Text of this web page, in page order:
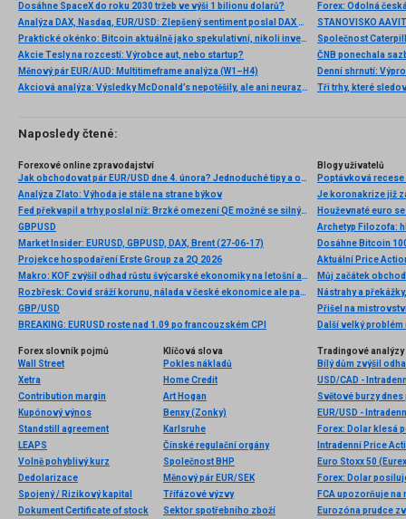
Dosáhne SpaceX do roku 2030 tržeb ve výši 1 bilionu dolarů?
Analýza DAX, Nasdaq, EUR/USD: Zlepšený sentiment poslal DAX na nová maxima
Praktické okénko: Bitcoin aktuálně jako spekulativní, nikoli investiční aktivum
Akcie Tesly na rozcestí: Výrobce aut, nebo startup?
Měnový pár EUR/AUD: Multitimeframe analýza (W1–H4)
Akciová analýza: Výsledky McDonald’s nepotěšily, ale ani neurazily. Jakou vizi společnost prezentovala?
Denní shrnutí:
Tři trhy, které
Naposledy čtené:
Forexové online zpravodajství
Jak obchodovat pár EUR/USD dne 4. února? Jednoduché tipy a obchodní analýza pro začátečníky
Analýza Zlato: Výhoda je stále na strane býkov
Fed překvapil a trhy poslal níž: Brzké omezení QE možné se silnými daty
GBPUSD
Market Insider: EURUSD, GBPUSD, DAX, Brent (27-06-17)
Projekce hospodaření Erste Group za 2Q 2026
Makro: KOF zvýšil odhad růstu švýcarské ekonomiky na letošní a příští rok
Rozbřesk: Covid sráží korunu, nálada v české ekonomice ale pandemii navzdory roste...
GBP/USD
BREAKING: EURUSD roste nad 1.09 po francouzském CPI
Blogy uživatelů
Poptávková
Je koronakrize již
Houževnaté euro
Archetyp Filozofa:
Dosáhne Bitcoin
Můj začátek
Nástrahy a
Další velký
Forex slovník pojmů
Wall Street
Xetra
Contribution margin
Kupónový výnos
Standstill agreement
LEAPS
Volně pohyblivý kurz
Dedolarizace
Spojený / Rizikový kapital
Dokument Certificate of stock
Klíčová slova
Pokles nákladů
Home Credit
Art Hogan
Benxy (Zonky)
Karlsruhe
Čínské regulační orgány
Společnost BHP
Měnový pár EUR/SEK
Třífázové výzvy
Sektor spotřebního zboží
Tradingové analýzy
Bílý dům zvýšil
USD/CAD -
Světové burzy
EUR/USD -
Intradenní Price
Euro Stoxx 50
FCA upozorňuje
Eurozóna prudce